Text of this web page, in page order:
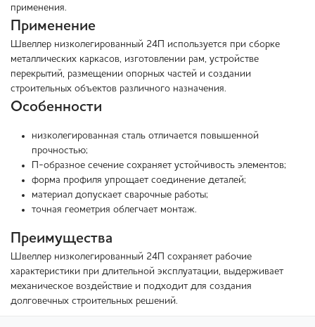
применения.
Применение
Швеллер низколегированный 24П используется при сборке
металлических каркасов, изготовлении рам, устройстве
перекрытий, размещении опорных частей и создании
строительных объектов различного назначения.
Особенности
низколегированная сталь отличается повышенной
прочностью;
П-образное сечение сохраняет устойчивость элементов;
форма профиля упрощает соединение деталей;
материал допускает сварочные работы;
точная геометрия облегчает монтаж.
Преимущества
Швеллер низколегированный 24П сохраняет рабочие
характеристики при длительной эксплуатации, выдерживает
механическое воздействие и подходит для создания
долговечных строительных решений.